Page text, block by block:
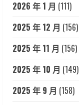
2026 年 1 月 (111)
2025 年 12 月 (156)
2025 年 11 月 (156)
2025 年 10 月 (149)
2025 年 9 月 (158)